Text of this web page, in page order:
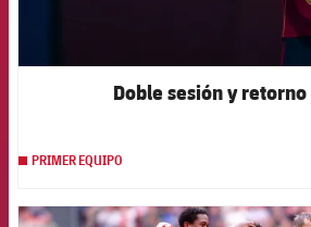
Doble sesión y retorno
PRIMER EQUIPO
FCB